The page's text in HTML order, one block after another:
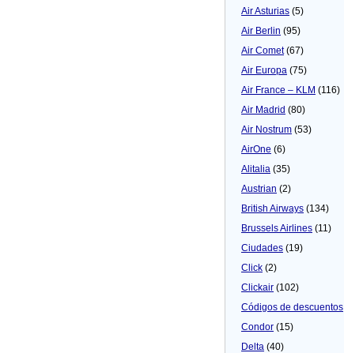
Air Asturias (5)
Air Berlin (95)
Air Comet(67)
Air Europa (75)
Air France – KLM (116)
Air Madrid (80)
Air Nostrum (53)
AirOne (6)
Alitalia (35)
Austrian (2)
British Airways (134)
Brussels Airlines (11)
Ciudades (19)
Click (2)
Clickair (102)
Códigos de descuentos
Condor (15)
Delta (40)